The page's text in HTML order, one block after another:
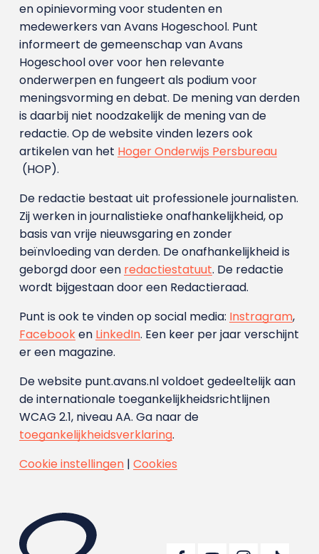
en opinievorming voor studenten en
medewerkers van Avans Hoge­school. Punt
informeert de gemeenschap van Avans
Hogeschool over voor hen relevante
onderwerpen en fungeert als podium voor
meningsvorming en debat. De mening van derden
is daarbij niet noodzakelijk de mening van de
redactie. Op de website vinden lezers ook
artikelen van het Hoger Onderwijs Persbureau
(HOP).
De redactie bestaat uit professionele journalisten.
Zij werken in journalistieke onafhankelijkheid, op
basis van vrije nieuwsgaring en zonder
beïnvloeding van derden. De onafhankelijkheid is
geborgd door een redactiestatuut. De redactie
wordt bijgestaan door een Redactieraad.
Punt is ook te vinden op social media: Instragram,
Facebooken LinkedIn. Een keer per jaar verschijnt
er een magazine.
De website punt.avans.nl voldoet gedeeltelijk aan
de internationale toegankelijkheidsrichtlijnen
WCAG 2.1, niveau AA. Ga naar de
toegankelijkheidsverklaring.
Cookie instellingen| Cookies